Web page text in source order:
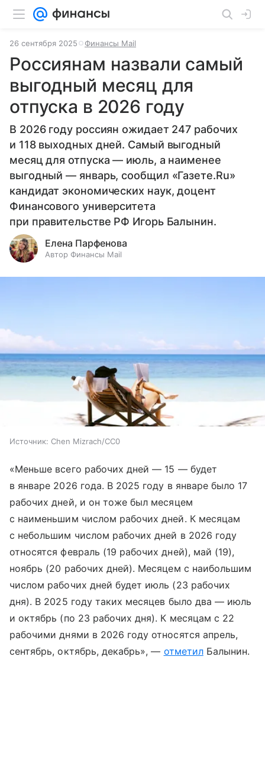
26 сентября 2025 Финансы Mail
Россиянам назвали самый
выгодный месяц для
отпуска в 2026 году
В 2026 году россиян ожидает 247 рабочих
и 118 выходных дней. Самый выгодный
месяц для отпуска — июль, а наименее
выгодный — январь, сообщил «Газете.Ru»
кандидат экономических наук, доцент
Финансового университета
при правительстве РФ Игорь Балынин.
Елена Парфенова
Автор Финансы Mail
Источник: Chen Mizrach/CC0
«Меньше всего рабочих дней — 15 — будет
в январе 2026 года. В 2025 году в январе было 17
рабочих дней, и он тоже был месяцем
с наименьшим числом рабочих дней. К месяцам
с небольшим числом рабочих дней в 2026 году
относятся февраль (19 рабочих дней), май (19),
ноябрь (20 рабочих дней). Месяцем с наибольшим
числом рабочих дней будет июль (23 рабочих
дня). В 2025 году таких месяцев было два — июль
и октябрь (по 23 рабочих дня). К месяцам с 22
рабочими днями в 2026 году относятся апрель,
сентябрь, октябрь, декабрь», — отметилБалынин.